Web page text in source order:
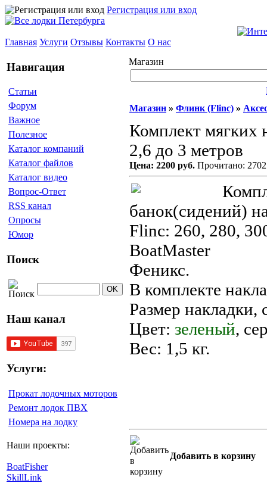
Регистрация или вход
Главная Услуги Отзывы Контакты О нас
Навигация
Статьи
Форум
Важное
Полезное
Каталог компаний
Каталог файлов
Каталог видео
Вопрос-Ответ
RSS канал
Опросы
Юмор
Поиск
Наш канал
Услуги:
Прокат лодочных моторов
Ремонт лодок ПВХ
Номера на лодку
Наши проекты:
BoatFisher
SkillLink
Магазин
Магазин » Флинк (Flinc) »
Комплект мягких
2,6 до 3 метров
Цена: 2200 руб. Прочитано: 2702
банок(сидений)
Flinc: 260, 280,
BoatMaster
Феникс.
В комплекте
Размер накладки,
Цвет: зеленый,
Вес: 1,5 кг.
Добавить в корзину